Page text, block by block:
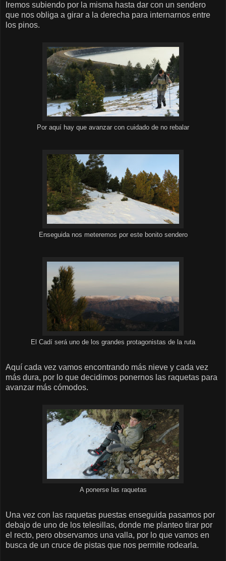
Iremos subiendo por la misma hasta dar con un sendero
que nos obliga a girar a la derecha para internarnos entre
los pinos.
Por aquí hay que avanzar con cuidado de no rebalar
Enseguida nos meteremos por este bonito sendero
El Cadí será uno de los grandes protagonistas de la ruta
Aquí cada vez vamos encontrando más nieve y cada vez
más dura, por lo que decidimos ponernos las raquetas para
avanzar más cómodos.
A ponerse las raquetas
Una vez con las raquetas puestas enseguida pasamos por
debajo de uno de los telesillas, donde me planteo tirar por
el recto, pero observamos una valla, por lo que vamos en
busca de un cruce de pistas que nos permite rodearla.